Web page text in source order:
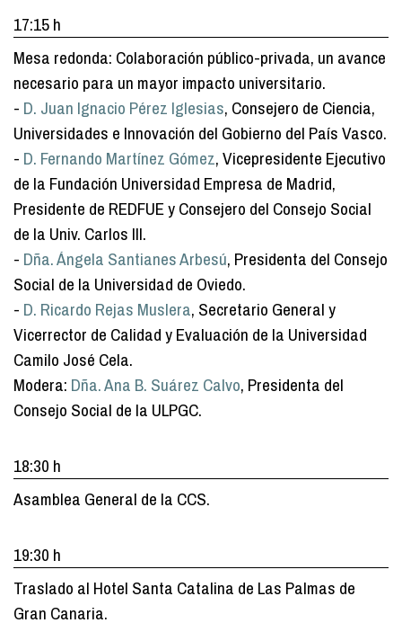
17:15 h
Mesa redonda: Colaboración público-privada, un avance
necesario para un mayor impacto universitario.
- D. Juan Ignacio Pérez Iglesias, Consejero de Ciencia,
Universidades e Innovación del Gobierno del País Vasco.
- D. Fernando Martínez Gómez, Vicepresidente Ejecutivo
de la Fundación Universidad Empresa de Madrid,
Presidente de REDFUE y Consejero del Consejo Social
de la Univ. Carlos III.
- Dña. Ángela Santianes Arbesú, Presidenta del Consejo
Social de la Universidad de Oviedo.
- D. Ricardo Rejas Muslera, Secretario General y
Vicerrector de Calidad y Evaluación de la Universidad
Camilo José Cela.
Modera: Dña. Ana B. Suárez Calvo, Presidenta del
Consejo Social de la ULPGC.
18:30 h
Asamblea General de la CCS.
19:30 h
Traslado al Hotel Santa Catalina de Las Palmas de
Gran Canaria.